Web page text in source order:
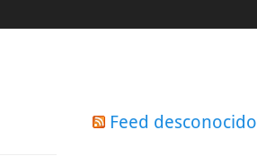
Feed desconocido